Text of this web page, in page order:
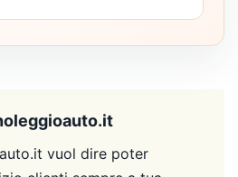
vuol dire poter